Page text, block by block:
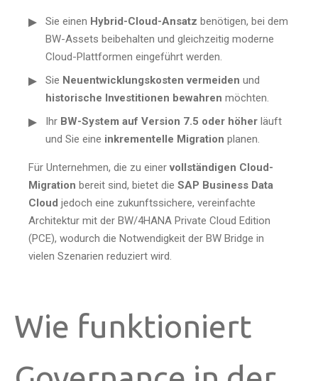
Sie einen Hybrid-Cloud-Ansatz benötigen, bei dem
BW-Assets beibehalten und gleichzeitig moderne
Cloud-Plattformen eingeführt werden.
Sie Neuentwicklungskosten vermeiden und
historische Investitionen bewahren möchten.
Ihr BW-System auf Version 7.5 oder höher läuft
und Sie eine inkrementelle Migration planen.
Für Unternehmen, die zu einervollständigen Cloud-
Migration bereit sind, bietet die SAP Business Data
Cloud jedoch eine zukunftssichere, vereinfachte
Architektur mit der BW/4HANA Private Cloud Edition
(PCE), wodurch die Notwendigkeit der BW Bridge in
vielen Szenarien reduziert wird.
Wie funktioniert